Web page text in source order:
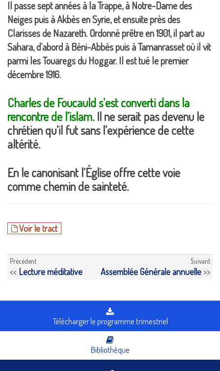
Il passe sept années à la Trappe, à Notre-Dame des
Neiges puis à Akbès en Syrie, et ensuite près des
Clarisses de Nazareth. Ordonné prêtre en 1901, il part au
Sahara, d’abord à Béni-Abbès puis à Tamanrasset où il vit
parmi les Touaregs du Hoggar. Il est tué le premier
décembre 1916.
Charles de Foucauld s’est converti dans la
rencontre de l’islam.Il ne serait pas devenu le
chrétien qu’il fut sans l’expérience de cette
altérité.
En le canonisant l’Église offre cette voie
comme chemin de sainteté.
Voir le tract
Précédent
<< Lecture méditative
Suivant
Assemblée Générale annuelle >>
Télécharger le programme trimestriel
Bibliothèque